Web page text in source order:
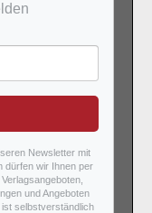
Newsletter mit
dürfen wir Ihnen per
und Angeboten
selbstverständlich